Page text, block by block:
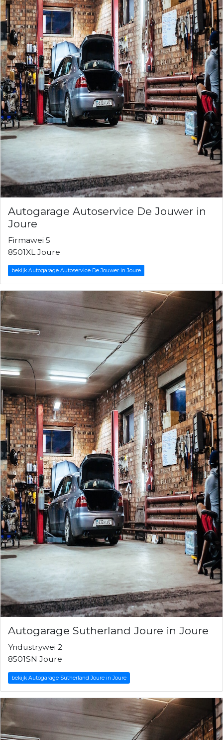
Autogarage Autoservice De Jouwer in
Joure
Firmawei 5
8501XL Joure
bekijk Autogarage Autoservice De Jouwer in Joure
Autogarage Sutherland Joure in Joure
Yndustrywei 2
8501SN Joure
bekijk Autogarage Sutherland Joure in Joure